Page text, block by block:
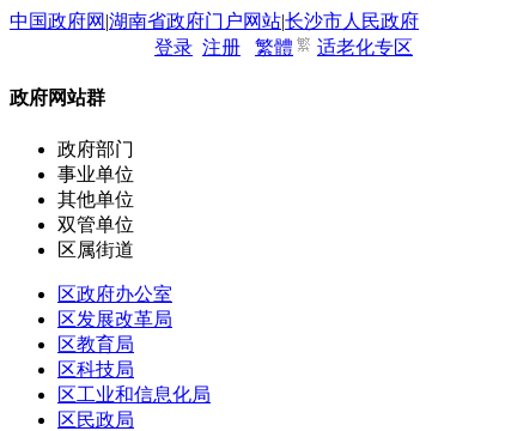
中国政府网 |湖南省政府门户网站|长沙市人民政府
登录 注册 繁體 适老化专区
政府网站群
政府部门
事业单位
其他单位
双管单位
区属街道
区政府办公室
区发展改革局
区教育局
区科技局
区工业和信息化局
区民政局